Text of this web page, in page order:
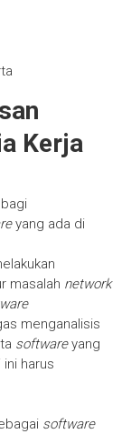
Kerja
yang ada di
masalah network
menganalisis
softwareyang
harus
software